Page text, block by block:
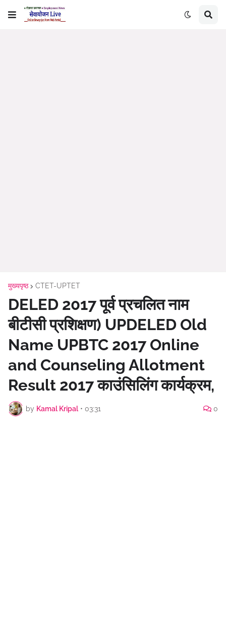
मुख्यपृष्ठ CTET-UPTET
DELED 2017 पूर्व प्रचलित नाम
बीटीसी प्रशिक्षण) UPDELED Old
Name UPBTC 2017 Online
and Counseling Allotment
Result 2017 काउंसिलिंग कार्यक्रम,
by Kamal Kripal • 03:31 0